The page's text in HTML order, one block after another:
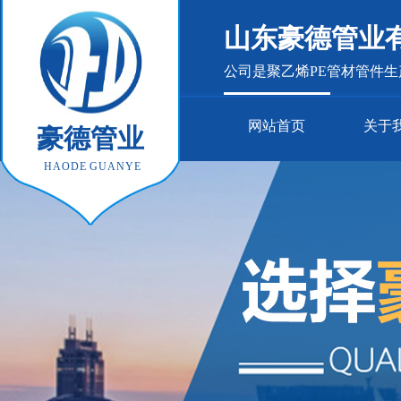
豪德管业
HAODE GUANYE
山东豪德管业
公司是聚乙烯PE管材管件
网站首页 关于